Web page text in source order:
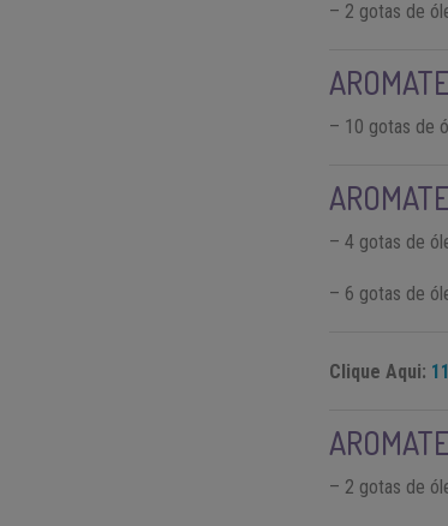
– 2 gotas de
– 10 gotas de
– 4 gotas de
– 6 gotas de
Clique Aqui:
– 2 gotas de